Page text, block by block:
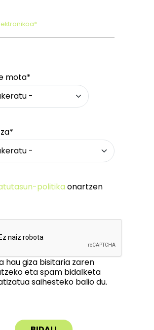
mota*
politika onartzen
hau giza bisitaria zaren
eta spam bidalketa
saihesteko balio du.